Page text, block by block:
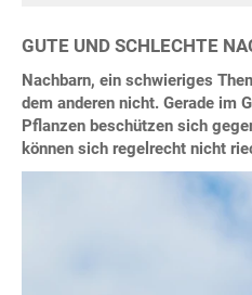
GUTE UND SCHLECHTE
Nachbarn, ein schwieriges
dem anderen nicht. Gerade im
Pflanzen beschützen sich
können sich regelrecht nicht